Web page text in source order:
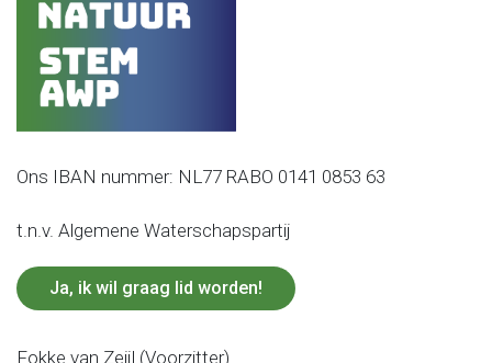
Ons IBAN nummer: NL77 RABO 0141 0853 63
t.n.v. Algemene Waterschapspartij
Ja, ik wil graag lid worden!
Fokke van Zeijl (Voorzitter)